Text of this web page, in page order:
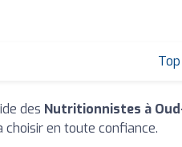
Top
des Nutritionnistes à
choisir en toute confiance.